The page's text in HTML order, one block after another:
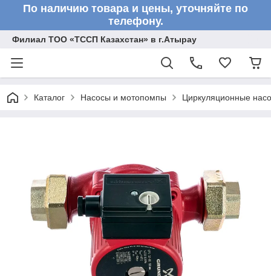
По наличию товара и цены, уточняйте по
телефону.
Филиал ТОО «ТССП Казахстан» в г.Атырау
Каталог Насосы и мотопомпы Циркуляционные